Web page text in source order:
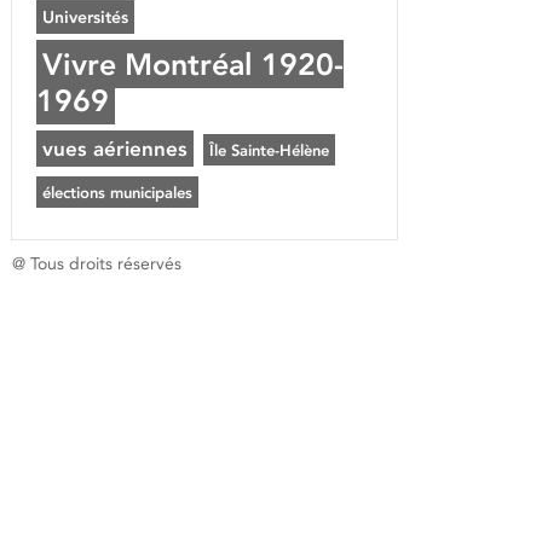
Universités
Vivre Montréal 1920-
1969
vues aériennes Île Sainte-Hélène
élections municipales
@ Tous droits réservés